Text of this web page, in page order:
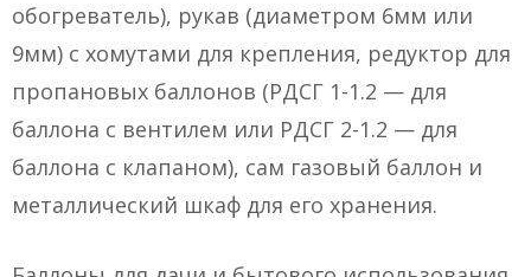
обогреватель), рукав (диаметром 6мм или
9мм) с хомутами для крепления, редуктор для
пропановых баллонов (РДСГ 1-1.2 — для
баллона с вентилем или РДСГ 2-1.2 — для
баллона с клапаном), сам газовый баллон и
металлический шкаф для его хранения.